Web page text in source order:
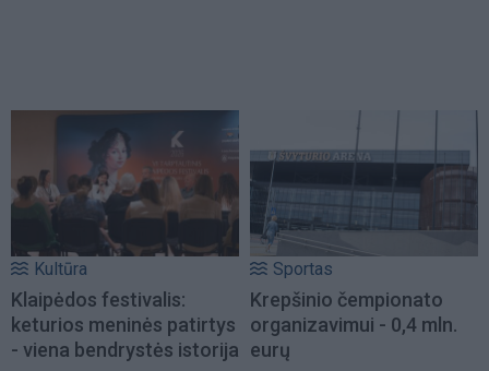
Kultūra
Klaipėdos festivalis:
keturios meninės patirtys
- viena bendrystės istorija
Sportas
Krepšinio čempionato
organizavimui - 0,4 mln.
eurų